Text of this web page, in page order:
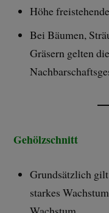
Höhe
Bei Bäumen,
Gräsern gelten
Gehölzschnitt
Grundsätzlich
starkes